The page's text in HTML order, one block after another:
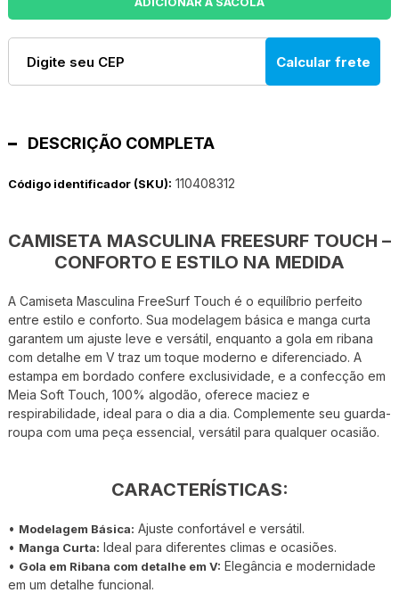
Calcular frete
DESCRIÇÃO COMPLETA
Código identificador (SKU): 110408312
CAMISETA MASCULINA FREESURF TOUCH –
CONFORTO E ESTILO NA MEDIDA
A Camiseta Masculina FreeSurf Touch é o equilíbrio perfeito
entre estilo e conforto. Sua modelagem básica e manga curta
garantem um ajuste leve e versátil, enquanto a gola em ribana
com detalhe em V traz um toque moderno e diferenciado. A
estampa em bordado confere exclusividade, e a confecção em
Meia Soft Touch, 100% algodão, oferece maciez e
respirabilidade, ideal para o dia a dia. Complemente seu guarda-
roupa com uma peça essencial, versátil para qualquer ocasião.
CARACTERÍSTICAS:
• Modelagem Básica: Ajuste confortável e versátil.
• Manga Curta: Ideal para diferentes climas e ocasiões.
• Gola em Ribana com detalhe em V: Elegância e modernidade
em um detalhe funcional.